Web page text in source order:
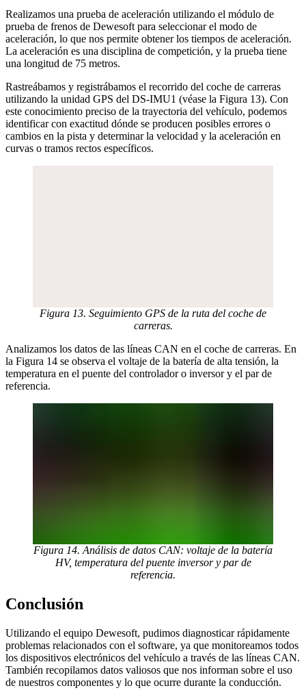
Realizamos una prueba de aceleración utilizando el módulo de
prueba de frenos de Dewesoft para seleccionar el modo de
aceleración, lo que nos permite obtener los tiempos de aceleración.
La aceleración es una disciplina de competición, y la prueba tiene
una longitud de 75 metros.
Rastreábamos y registrábamos el recorrido del coche de carreras
utilizando la unidad GPS del DS-IMU1 (véase la Figura 13). Con
este conocimiento preciso de la trayectoria del vehículo, podemos
identificar con exactitud dónde se producen posibles errores o
cambios en la pista y determinar la velocidad y la aceleración en
curvas o tramos rectos específicos.
Figura 13. Seguimiento GPS de la ruta del coche de
carreras.
Analizamos los datos de las líneas CAN en el coche de carreras. En
la Figura 14 se observa el voltaje de la batería de alta tensión, la
temperatura en el puente del controlador o inversor y el par de
referencia.
Figura 14. Análisis de datos CAN: voltaje de la batería
HV, temperatura del puente inversor y par de
referencia.
Conclusión
Utilizando el equipo Dewesoft, pudimos diagnosticar rápidamente
problemas relacionados con el software, ya que monitoreamos todos
los dispositivos electrónicos del vehículo a través de las líneas CAN.
También recopilamos datos valiosos que nos informan sobre el uso
de nuestros componentes y lo que ocurre durante la conducción.